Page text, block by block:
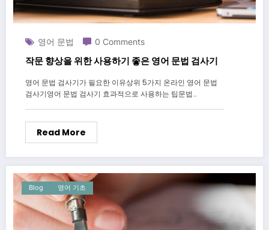
영어 문법 0 Comments
작문 향상을 위한 사용하기 좋은 영어 문법 검사기
영어 문법 검사기가 필요한 이유상위 5가지 온라인 영어 문법
검사기영어 문법 검사기 효과적으로 사용하는 팁문법…
Read More
Blog 영어 기초